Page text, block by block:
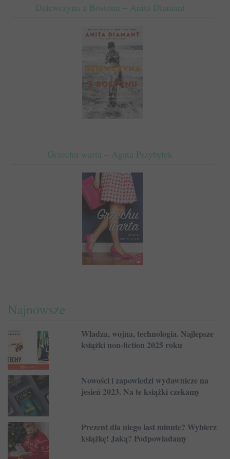
Dziewczyna z Bostonu – Anita Diamant
Grzechu warta – Agata Przybyłek
Najnowsze
Władza, wojna, technologia. Najlepsze
książki non-fiction 2025 roku
Nowości i zapowiedzi wydawnicze na
jesień 2023. Na te książki czekamy
Prezent dla niego last minute? Wybierz
książkę! Jaką? Podpowiadamy